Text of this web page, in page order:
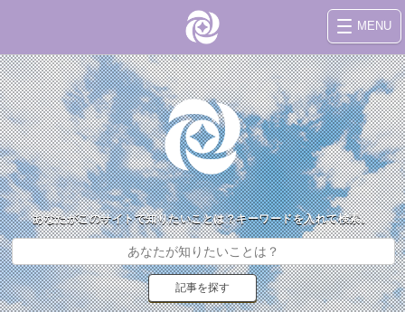
MENU
あなたがこのサイトで知りたいことは？キーワードを入れて検索。